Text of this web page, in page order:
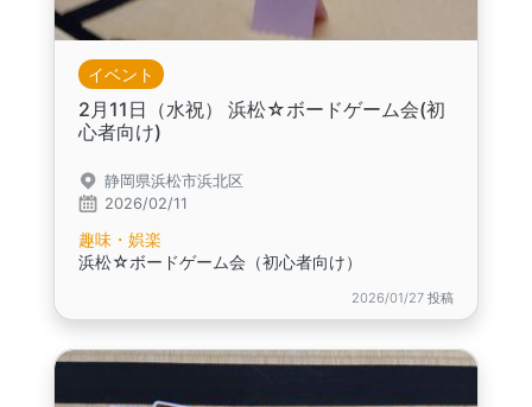
イベント
2月11日（水祝） 浜松☆ボードゲーム会(初
心者向け)
静岡県浜松市浜北区
2026/02/11
趣味・娯楽
浜松☆ボードゲーム会（初心者向け）
2026/01/27 投稿